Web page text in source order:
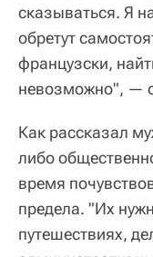
сказываться. Я
обретут
французски,
невозможно", —
Как рассказал
либо
время
предела. "Их
путешествиях,